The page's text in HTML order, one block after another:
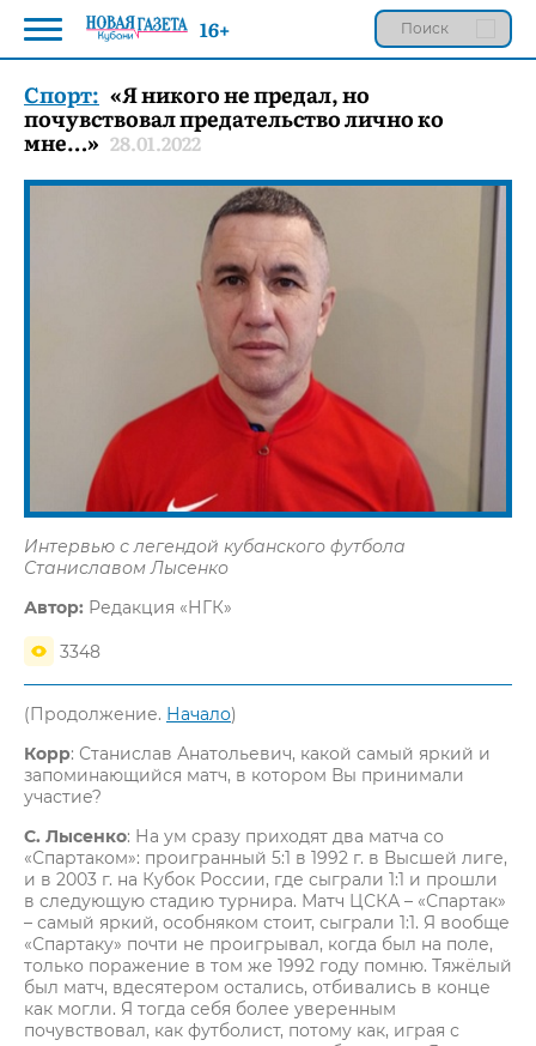
Спорт: «Я никого не предал, но
почувствовал предательство лично ко
мне…» 28.01.2022
Интервью с легендой кубанского футбола
Станиславом Лысенко
Автор: Редакция «НГК»
3348
(Продолжение. Начало)
Корр: Станислав Анатольевич, какой самый яркий и
запоминающийся матч, в котором Вы принимали
участие?
С. Лысенко: На ум сразу приходят два матча со
«Спартаком»: проигранный 5:1 в 1992 г. в Высшей лиге,
и в 2003 г. на Кубок России, где сыграли 1:1 и прошли
в следующую стадию турнира. Матч ЦСКА – «Спартак»
– самый яркий, особняком стоит, сыграли 1:1. Я вообще
«Спартаку» почти не проигрывал, когда был на поле,
только поражение в том же 1992 году помню. Тяжёлый
был матч, вдесятером остались, отбивались в конце
как могли. Я тогда себя более уверенным
почувствовал, как футболист, потому как, играя с
16+